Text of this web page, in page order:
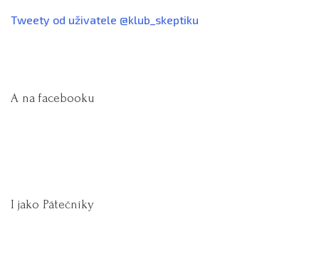
Tweety od uživatele @klub_skeptiku
A na facebooku
I jako Pátečníky